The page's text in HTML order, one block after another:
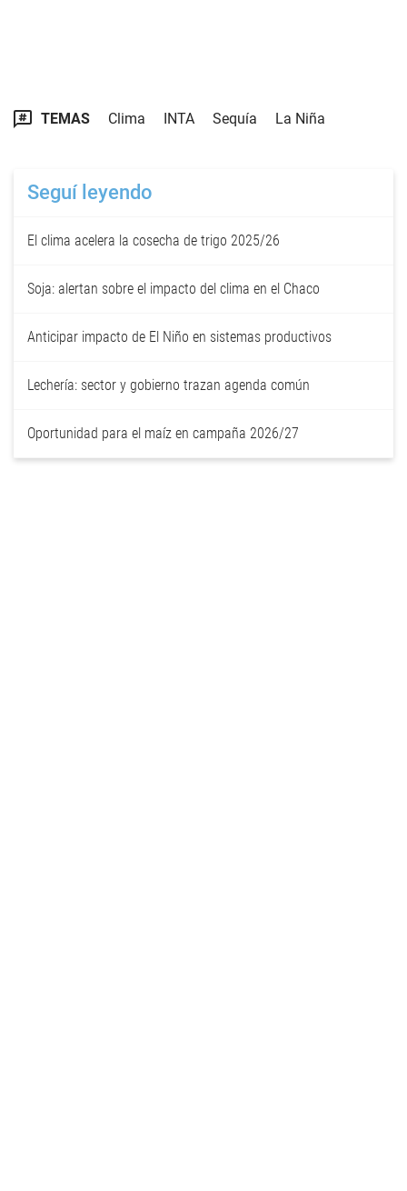
TEMAS Clima INTA Sequía La Niña
Seguí leyendo
El clima acelera la cosecha de trigo 2025/26
Soja: alertan sobre el impacto del clima en el Chaco
Anticipar impacto de El Niño en sistemas productivos
Lechería: sector y gobierno trazan agenda común
Oportunidad para el maíz en campaña 2026/27